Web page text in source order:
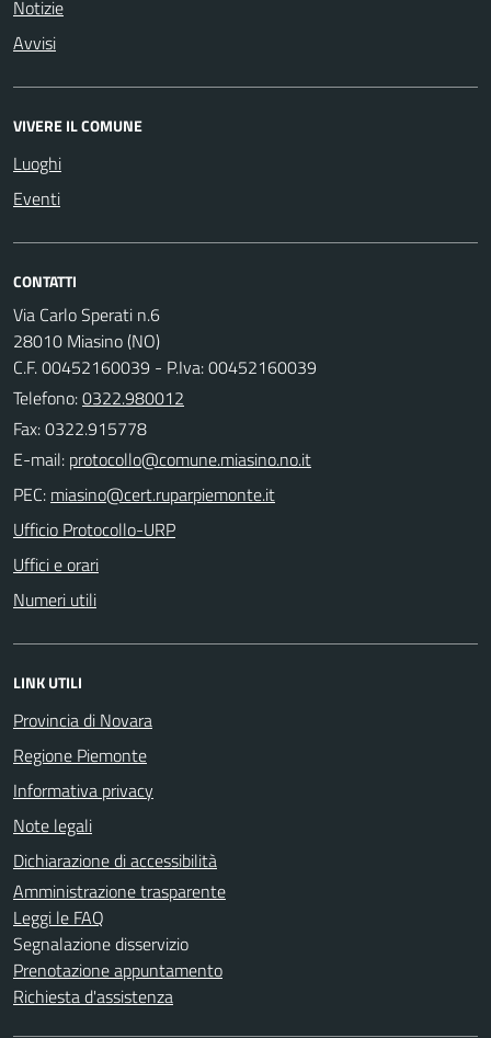
Notizie
Avvisi
VIVERE IL COMUNE
Luoghi
Eventi
CONTATTI
Via Carlo Sperati n.6
28010 Miasino (NO)
C.F. 00452160039 - P.Iva: 00452160039
Telefono:0322.980012
Fax: 0322.915778
E-mail:
PEC:
Ufficio Protocollo-URP
Uffici e orari
Numeri utili
LINK UTILI
Provincia di Novara
Regione Piemonte
Informativa privacy
Note legali
Dichiarazione di accessibilità
Amministrazione trasparente
Leggi le FAQ
Segnalazione disservizio
Prenotazione appuntamento
Richiesta d'assistenza